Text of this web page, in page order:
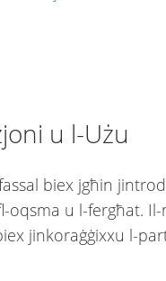
u l-Użu
biex jgħin
oqsma u l-fergħat.
jinkoraġġixxu l-